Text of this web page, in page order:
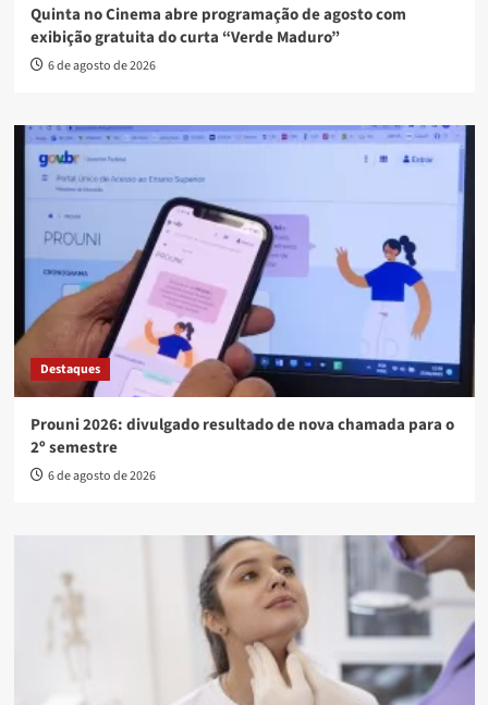
Quinta no Cinema abre programação de agosto com
exibição gratuita do curta “Verde Maduro”
6 de agosto de 2026
Destaques
Prouni 2026: divulgado resultado de nova chamada para o
2º semestre
6 de agosto de 2026